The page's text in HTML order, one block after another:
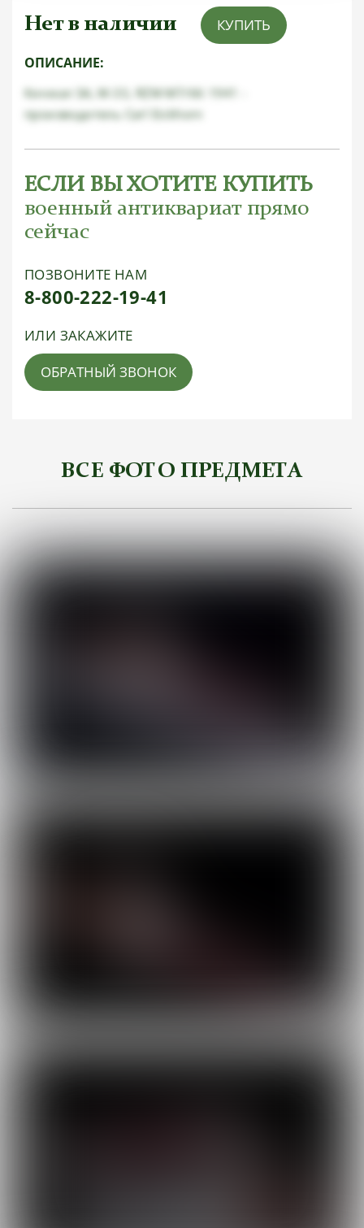
Нет в наличии КУПИТЬ
ОПИСАНИЕ:
Кинжал SA, M-33, RZM M7/66 1941 -
производитель Carl Eickhorn
ЕСЛИ ВЫ ХОТИТЕ КУПИТЬ
военный антиквариат прямо
сейчас
ПОЗВОНИТЕ НАМ
8-800-222-19-41
ИЛИ ЗАКАЖИТЕ
ОБРАТНЫЙ ЗВОНОК
ВСЕ ФОТО ПРЕДМЕТА